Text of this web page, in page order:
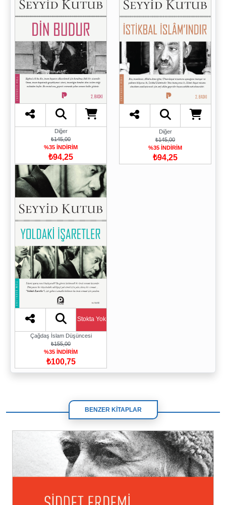
Diğer
₺145,00
%35 İNDİRİM
₺94,25
Diğer
₺145,00
%35 İNDİRİM
₺94,25
Stokta Yok
Çağdaş İslam Düşüncesi
₺155,00
%35 İNDİRİM
₺100,75
BENZER KİTAPLAR